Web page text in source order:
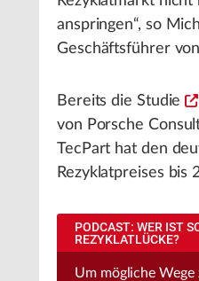
anspringen“, so
Geschäftsführer
Bereits die Studie
von Porsche
TecPart hat den
Rezyklatpreises bis
PODCAST: WER IST
REZYKLATLÜCKE?
Um mögliche Wege